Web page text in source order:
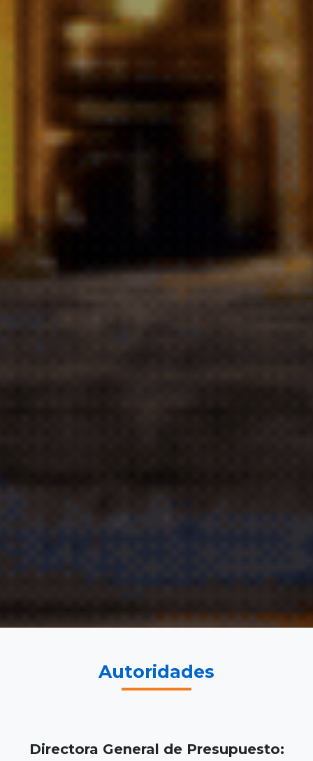
Autoridades
Directora General de Presupuesto: